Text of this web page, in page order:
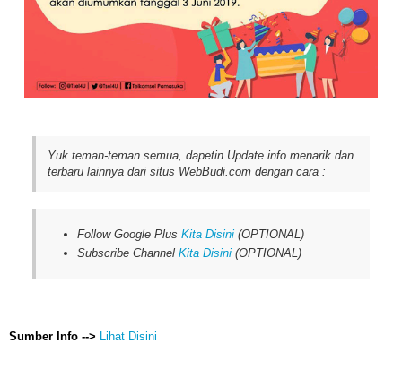
Yuk teman-teman semua, dapetin Update info menarik dan
terbaru lainnya dari situs WebBudi.com dengan cara :
Follow Google Plus Kita Disini(OPTIONAL)
Subscribe Channel Kita Disini(OPTIONAL)
Sumber Info --> Lihat Disini